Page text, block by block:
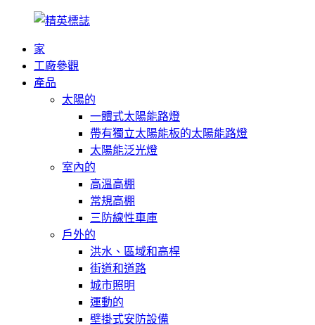
家
工廠參觀
產品
太陽的
一體式太陽能路燈
帶有獨立太陽能板的太陽能路燈
太陽能泛光燈
室內的
高溫高棚
常規高棚
三防線性車庫
戶外的
洪水、區域和高桿
街道和道路
城市照明
運動的
壁掛式安防設備